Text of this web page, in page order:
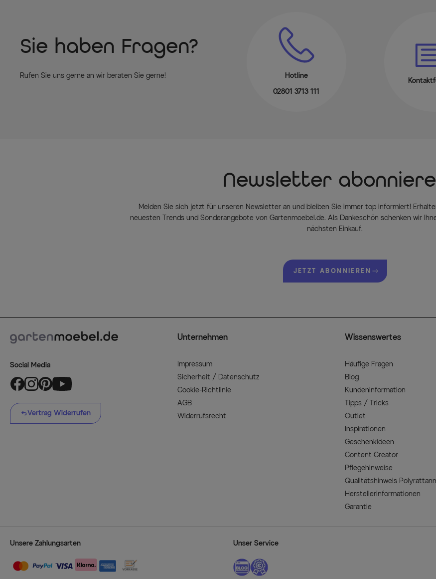
Sie haben Fragen?
Rufen Sie uns gerne an wir beraten Sie gerne!
Hotline
02801 3713 111
Newsletter
Melden Sie sich jetzt für unseren Newsletter an und bleiben Sie immer top informiert!
neuesten Trends und Sonderangebote von Gartenmoebel.de. Als Dankeschön schenken wir
nächsten Einkauf.
JETZT ABONNIEREN
Social Media
Vertrag Widerrufen
Unternehmen
Impressum
Sicherheit / Datenschutz
Cookie-Richtlinie
AGB
Widerrufsrecht
Wissenswertes
Häufige Fragen
Blog
Kundeninformation
Tipps / Tricks
Outlet
Inspirationen
Geschenkideen
Content Creator
Pflegehinweise
Qualitätshinweis
Herstellerinformationen
Garantie
Unsere Zahlungsarten Unser Service